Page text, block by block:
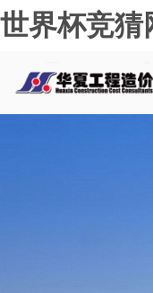
世界杯竞猜